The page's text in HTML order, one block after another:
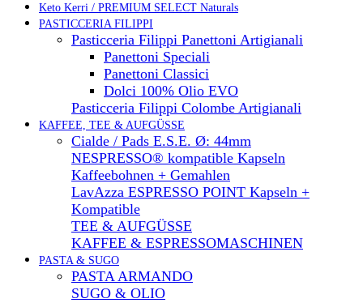
Keto Kerri / PREMIUM SELECT Naturals
PASTICCERIA FILIPPI
Pasticceria Filippi Panettoni Artigianali
Panettoni Speciali
Panettoni Classici
Dolci 100% Olio EVO
Pasticceria Filippi Colombe Artigianali
KAFFEE, TEE & AUFGÜSSE
Cialde / Pads E.S.E. Ø: 44mm
NESPRESSO® kompatible Kapseln
Kaffeebohnen + Gemahlen
LavAzza ESPRESSO POINT Kapseln +
Kompatible
TEE & AUFGÜSSE
KAFFEE & ESPRESSOMASCHINEN
PASTA & SUGO
PASTA ARMANDO
SUGO & OLIO